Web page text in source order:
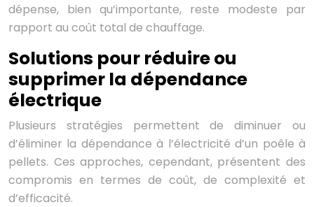
dépense, bien qu’importante, reste modeste par
rapport au coût total de chauffage.
Solutions pour réduire ou
supprimer la dépendance
électrique
Plusieurs stratégies permettent de diminuer ou
d’éliminer la dépendance à l’électricité d’un poêle à
pellets. Ces approches, cependant, présentent des
compromis en termes de coût, de complexité et
d’efficacité.